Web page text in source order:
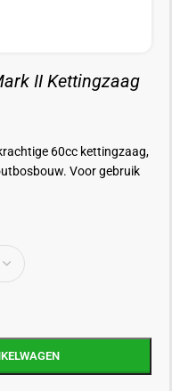
II Kettingzaag
60cc kettingzaag,
Voor gebruik